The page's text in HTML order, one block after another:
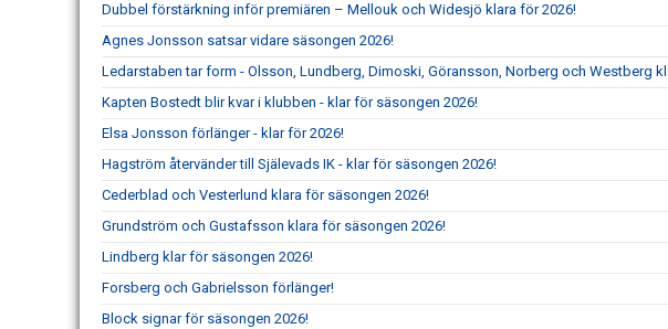
Dubbel förstärkning inför premiären – Mellouk och Widesjö klara för 2026!
Agnes Jonsson satsar vidare säsongen 2026!
Ledarstaben tar form - Olsson, Lundberg, Dimoski, Göransson, Norberg och Westberg
Kapten Bostedt blir kvar i klubben - klar för säsongen 2026!
Elsa Jonsson förlänger - klar för 2026!
Hagström återvänder till Själevads IK - klar för säsongen 2026!
Cederblad och Vesterlund klara för säsongen 2026!
Grundström och Gustafsson klara för säsongen 2026!
Lindberg klar för säsongen 2026!
Forsberg och Gabrielsson förlänger!
Block signar för säsongen 2026!